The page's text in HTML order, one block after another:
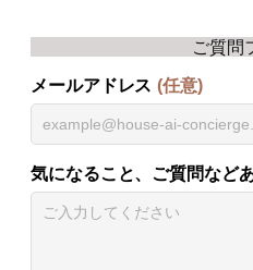
ご質問
メールアドレス (任意)
気になること、ご質問など